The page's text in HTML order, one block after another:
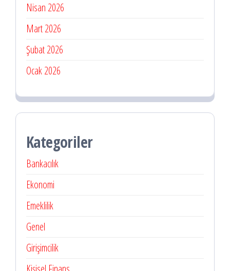
Nisan 2026
Mart 2026
Şubat 2026
Ocak 2026
Kategoriler
Bankacılık
Ekonomi
Emeklilik
Genel
Girişimcilik